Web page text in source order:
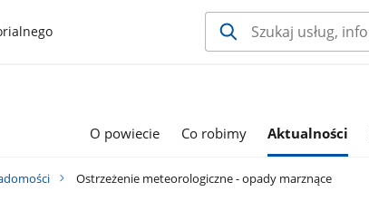
O powiecie Co robimy Aktualności
Ostrzeżenie meteorologiczne - opady marznące